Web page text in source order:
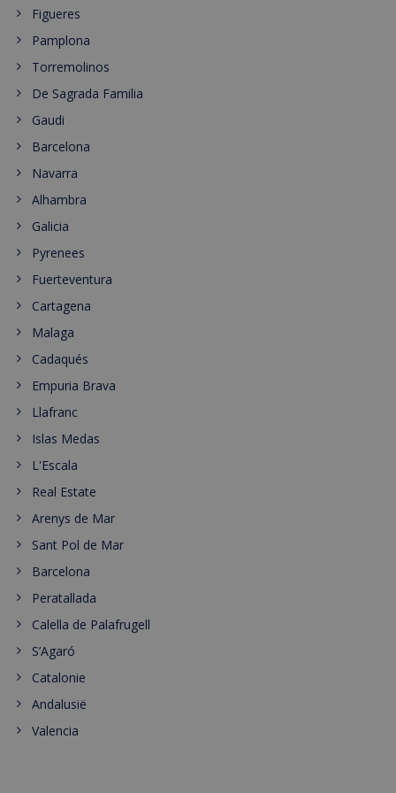
Figueres
Pamplona
Torremolinos
De Sagrada Familia
Gaudi
Barcelona
Navarra
Alhambra
Galicia
Pyrenees
Fuerteventura
Cartagena
Malaga
Cadaqués
Empuria Brava
Llafranc
Islas Medas
L'Escala
Real Estate
Arenys de Mar
Sant Pol de Mar
Barcelona
Peratallada
Calella de Palafrugell
S’Agaró
Catalonie
Andalusië
Valencia